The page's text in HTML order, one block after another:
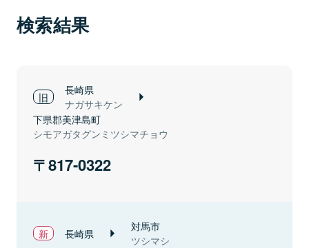
検索結果
長崎県
ナガサキケン
下県郡美津島町
シモアガタグンミツシマチョウ
817-0322
長崎県 対馬市
ツシマシ